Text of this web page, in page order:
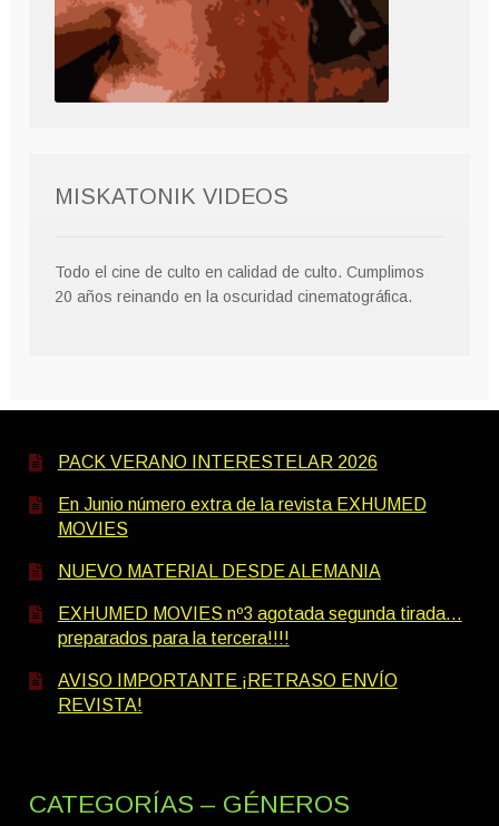
MISKATONIK VIDEOS
Todo el cine de culto en calidad de culto. Cumplimos
20 años reinando en la oscuridad cinematográfica.
PACK VERANO INTERESTELAR 2026
En Junio número extra de la revista EXHUMED
MOVIES
NUEVO MATERIAL DESDE ALEMANIA
EXHUMED MOVIES nº3 agotada segunda tirada…
preparados para la tercera!!!!
AVISO IMPORTANTE ¡RETRASO ENVÍO
REVISTA!
CATEGORÍAS – GÉNEROS